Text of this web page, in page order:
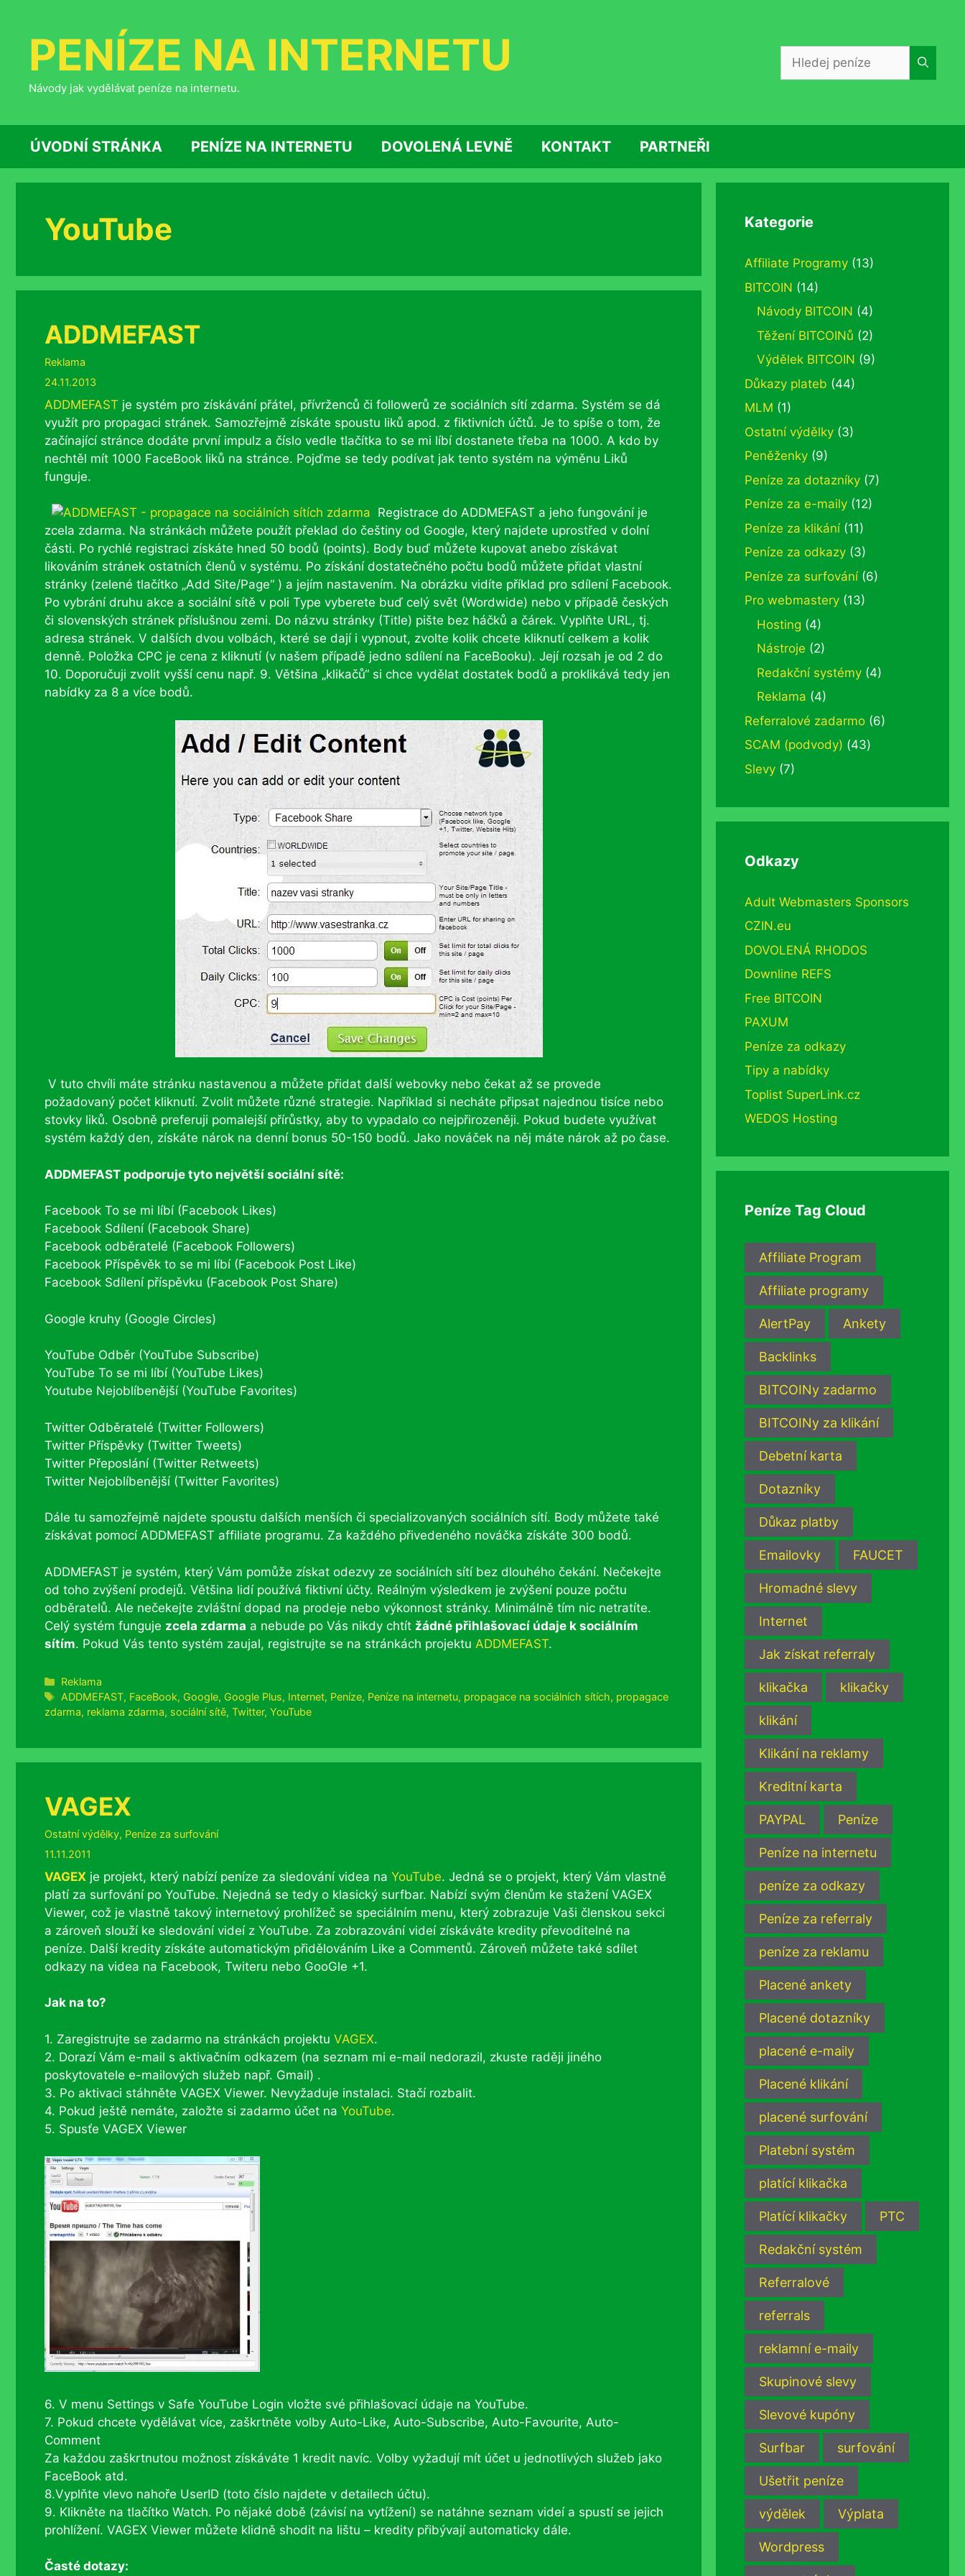
obsahPENÍZE NA INTERNETU
Návody jak vydělávat peníze na internetu.
ÚVODNÍ STRÁNKA PENÍZE NA INTERNETU DOVOLENÁ LEVNĚ KONTAKT PARTNEŘI
YouTube
ADDMEFAST
Rubriky
Reklama
24.11.2013
ADDMEFAST je systém pro získávání přátel, přívrženců či followerů ze sociálních sítí zdarma. Systém se dá
využít pro propagaci stránek. Samozřejmě získáte spoustu liků apod. z fiktivních účtů. Je to spíše o tom, že
začínající stránce dodáte první impulz a číslo vedle tlačítka to se mi líbí dostanete třeba na 1000. A kdo by
nechtěl mít 1000 FaceBook liků na stránce. Pojďme se tedy podívat jak tento systém na výměnu Liků
funguje.
Registrace do ADDMEFAST a jeho fungování je
zcela zdarma. Na stránkách můžete použít překlad do češtiny od Google, který najdete uprostřed v dolní
části. Po rychlé registraci získáte hned 50 bodů (points). Body buď můžete kupovat anebo získávat
likováním stránek ostatních členů v systému. Po získání dostatečného počtu bodů můžete přidat vlastní
stránky (zelené tlačítko „Add Site/Page“ ) a jejím nastavením. Na obrázku vidíte příklad pro sdílení Facebook.
Po vybrání druhu akce a sociální sítě v poli Type vyberete buď celý svět (Wordwide) nebo v případě českých
či slovenských stránek příslušnou zemi. Do názvu stránky (Title) pište bez háčků a čárek. Vyplňte URL, tj.
adresa stránek. V dalších dvou volbách, které se dají i vypnout, zvolte kolik chcete kliknutí celkem a kolik
denně. Položka CPC je cena z kliknutí (v našem případě jedno sdílení na FaceBooku). Její rozsah je od 2 do
10. Doporučuji zvolit vyšší cenu např. 9. Většina „klikačů“ si chce vydělat dostatek bodů a proklikává tedy jen
nabídky za 8 a více bodů.
V tuto chvíli máte stránku nastavenou a můžete přidat další webovky nebo čekat až se provede
požadovaný počet kliknutí. Zvolit můžete různé strategie. Například si necháte připsat najednou tisíce nebo
stovky liků. Osobně preferuji pomalejší přírůstky, aby to vypadalo co nejpřirozeněji. Pokud budete využívat
systém každý den, získáte nárok na denní bonus 50-150 bodů. Jako nováček na něj máte nárok až po čase.
ADDMEFAST podporuje tyto největší sociální sítě:
Facebook To se mi líbí (Facebook Likes)
Facebook Sdílení (Facebook Share)
Facebook odběratelé (Facebook Followers)
Facebook Příspěvěk to se mi líbí (Facebook Post Like)
Facebook Sdílení příspěvku (Facebook Post Share)
Google kruhy (Google Circles)
YouTube Odběr (YouTube Subscribe)
YouTube To se mi líbí (YouTube Likes)
Youtube Nejoblíbenější (YouTube Favorites)
Twitter Odběratelé (Twitter Followers)
Twitter Příspěvky (Twitter Tweets)
Twitter Přeposlání (Twitter Retweets)
Twitter Nejoblíbenější (Twitter Favorites)
Dále tu samozřejmě najdete spoustu dalších menších či specializovaných sociálních sítí. Body můžete také
získávat pomocí ADDMEFAST affiliate programu. Za každého přivedeného nováčka získáte 300 bodů.
ADDMEFAST je systém, který Vám pomůže získat odezvy ze sociálních sítí bez dlouhého čekání. Nečekejte
od toho zvýšení prodejů. Většina lidí používá fiktivní účty. Reálným výsledkem je zvýšení pouze počtu
odběratelů. Ale nečekejte zvláštní dopad na prodeje nebo výkonnost stránky. Minimálně tím nic netratíte.
Celý systém funguje zcela zdarma a nebude po Vás nikdy chtít žádné přihlašovací údaje k sociálním
sítím. Pokud Vás tento systém zaujal, registrujte se na stránkách projektu ADDMEFAST.
Rubriky
Reklama
Štítky
ADDMEFAST, FaceBook, Google, Google Plus, Internet, Peníze, Peníze na internetu, propagace na sociálních sítích, propagace
zdarma, reklama zdarma, sociální sítě, Twitter, YouTube
VAGEX
Rubriky
Ostatní výdělky, Peníze za surfování
11.11.2011
VAGEX je projekt, který nabízí peníze za sledování videa na YouTube. Jedná se o projekt, který Vám vlastně
platí za surfování po YouTube. Nejedná se tedy o klasický surfbar. Nabízí svým členům ke stažení VAGEX
Viewer, což je vlastně takový internetový prohlížeč se speciálním menu, který zobrazuje Vaši členskou sekci
a zároveň slouží ke sledování videí z YouTube. Za zobrazování videí získáváte kredity převoditelné na
peníze. Další kredity získáte automatickým přidělováním Like a Commentů. Zároveň můžete také sdílet
odkazy na videa na Facebook, Twiteru nebo GooGle +1.
Jak na to?
1. Zaregistrujte se zadarmo na stránkách projektu VAGEX.
2. Dorazí Vám e-mail s aktivačním odkazem (na seznam mi e-mail nedorazil, zkuste raději jiného
poskytovatele e-mailových služeb např. Gmail) .
3. Po aktivaci stáhněte VAGEX Viewer. Nevyžaduje instalaci. Stačí rozbalit.
4. Pokud ještě nemáte, založte si zadarmo účet na YouTube.
5. Spusťe VAGEX Viewer
6. V menu Settings v Safe YouTube Login vložte své přihlašovací údaje na YouTube.
7. Pokud chcete vydělávat více, zaškrtněte volby Auto-Like, Auto-Subscribe, Auto-Favourite, Auto-
Comment
Za každou zaškrtnutou možnost získáváte 1 kredit navíc. Volby vyžadují mít účet u jednotlivých služeb jako
FaceBook atd.
8.Vyplňte vlevo nahoře UserID (toto číslo najdete v detailech účtu).
9. Klikněte na tlačítko Watch. Po nějaké době (závisí na vytížení) se natáhne seznam videí a spustí se jejich
prohlížení. VAGEX Viewer můžete klidně shodit na lištu – kredity přibývají automaticky dále.
Časté dotazy:
Kategorie
Affiliate Programy (13)
BITCOIN (14)
Návody BITCOIN (4)
Těžení BITCOINů (2)
Výdělek BITCOIN (9)
Důkazy plateb (44)
MLM (1)
Ostatní výdělky (3)
Peněženky (9)
Peníze za dotazníky (7)
Peníze za e-maily (12)
Peníze za klikání(11)
Peníze za odkazy (3)
Peníze za surfování(6)
Pro webmastery (13)
Hosting (4)
Nástroje (2)
Redakční systémy (4)
Reklama (4)
Referralové zadarmo (6)
SCAM (podvody) (43)
Slevy (7)
Odkazy
Adult Webmasters Sponsors
CZIN.eu
DOVOLENÁ RHODOS
Downline REFS
Free BITCOIN
PAXUM
Peníze za odkazy
Tipy a nabídky
Toplist SuperLink.cz
WEDOS Hosting
Peníze Tag Cloud
Affiliate Program
Affiliate programy
AlertPay Ankety
Backlinks
BITCOINy zadarmo
BITCOINy za klikání
Debetní karta
Dotazníky
Důkaz platby
Emailovky FAUCET
Hromadné slevy
Internet
Jak získat referraly
klikačka klikačky
klikání
Klikání na reklamy
Kreditní karta
PAYPAL Peníze
Peníze na internetu
peníze za odkazy
Peníze za referraly
peníze za reklamu
Placené ankety
Placené dotazníky
placené e-maily
Placené klikání
placené surfování
Platební systém
platící klikačka
Platící klikačky PTC
Redakční systém
Referralové
referrals
reklamní e-maily
Skupinové slevy
Slevové kupóny
Surfbar surfování
Ušetřit peníze
výdělek Výplata
Wordpress